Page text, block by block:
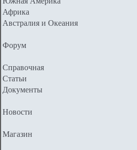
Африка
Австралия и Океания
Форум
Справочная
Статьи
Документы
Новости
Магазин